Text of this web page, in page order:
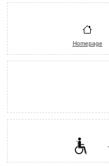
Homepage